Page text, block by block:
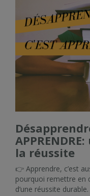
la réussite
👉 Apprendre, c’est
pourquoi remettre en
d’une réussite durable.